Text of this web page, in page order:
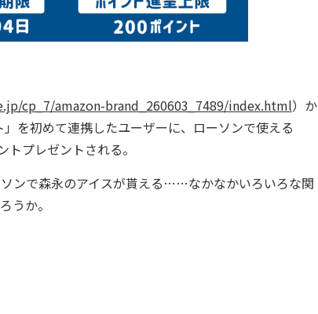
cp_7/amazon-brand_260603_7489/index.html）か
を初めて連携したユーザーに、ローソンで使える
プレゼントされる。
ンで森永のアイスが貰える……なかなかいろいろな関
うか。